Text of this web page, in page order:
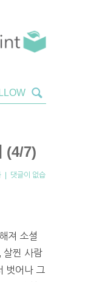
(4/7)
| 댓글이 없습
져 소셜
살찐 사람
벗어나 그